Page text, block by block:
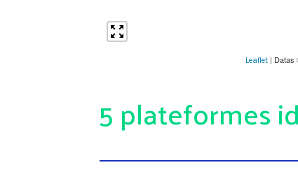
Leaflet| Datas
5 plateformes